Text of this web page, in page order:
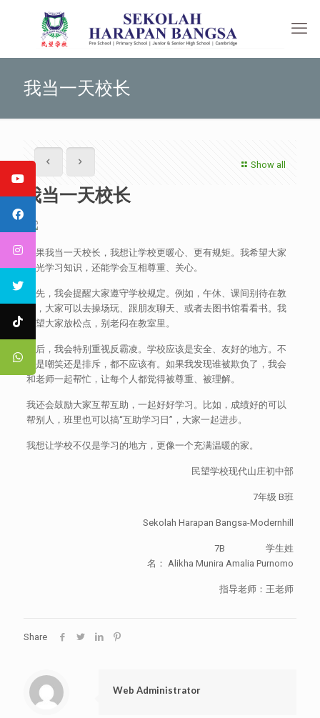
我当一天校长
Show all
我当一天校长
如果我当一天校长，我想让学校更暖心、更有规矩。我希望大家
不光学习知识，还能学会互相尊重、关心。
首先，我会提醒大家遵守学校规定。例如，午休、课间别待在教
室，大家可以去操场玩、跟朋友聊天、或者去图书馆看看书。我
希望大家放松点，别老闷在教室里。
然后，我会特别重视反霸凌。学校应该是安全、友好的地方。不
管是嘲笑还是排斥，都不应该有。如果我发现谁被欺负了，我会
和老师一起帮忙，让每个人都觉得被尊重、被理解。
我还会鼓励大家互帮互助，一起好好学习。比如，成绩好的可以
帮别人，班里也可以搞“互助学习日”，大家一起进步。
我想让学校不仅是学习的地方，更像一个充满温暖的家。
民望学校现代山庄初中部
​​​ 7年级 B班
Sekolah Harapan Bangsa-Modernhill
7B 学生姓
名： Alikha Munira Amalia Purnomo
指导老师：王老师
Share
Web Administrator